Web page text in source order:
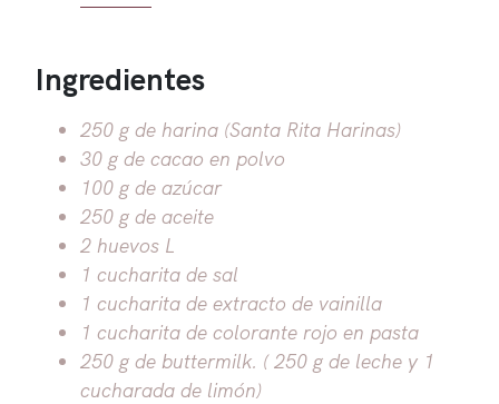
Ingredientes
250 g de harina (Santa Rita Harinas)
30 g de cacao en polvo
100 g de azúcar
250 g de aceite
2 huevos L
1 cucharita de sal
1 cucharita de extracto de vainilla
1 cucharita de colorante rojo en pasta
250 g de buttermilk. ( 250 g de leche y 1
cucharada de limón)